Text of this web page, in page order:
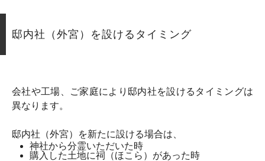
邸内社（外宮）を設けるタイミング
会社や工場、ご家庭により邸内社を設けるタイミングは
異なります。
邸内社（外宮）を新たに設ける場合は、
神社から分霊いただいた時
購入した土地に祠（ほこら）があった時